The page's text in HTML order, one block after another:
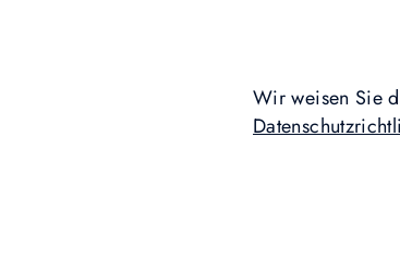
Wir weisen Sie